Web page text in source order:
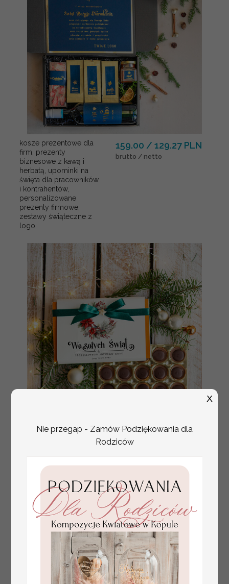
kosze prezentowe dla
firm, prezenty
biznesowe z kawą i
herbatą, upominki na
święta dla pracowników
i kontrahentów,
personalizowane
prezenty firmowe,
zestawy świąteczne z
logo
159.00 / 129.27 PLN
brutto / netto
czekoladki bombonierka
firm świąteczne czekoladki
z życzeniami,
Bombonierka świąteczna z
życzeniami, drobne
upominki na święta dla
pracowników, świąteczne
gadżety kontrahentów
Nie przegap - Zamów Podziękowania dla
Rodziców
X